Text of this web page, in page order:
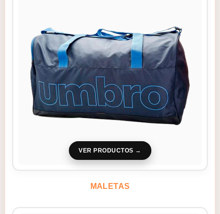
VER PRODUCTOS
MALETAS